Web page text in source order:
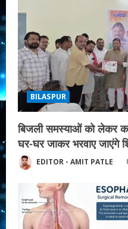
BILASPUR
बिजली समस्याओं को लेकर
घर-घर जाकर भरवाए जाएंगे
EDITOR - AMIT PATLE